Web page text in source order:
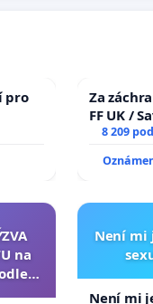
pro
Za
FF UK /
the
8 209
na
§
Není mi
Není mi